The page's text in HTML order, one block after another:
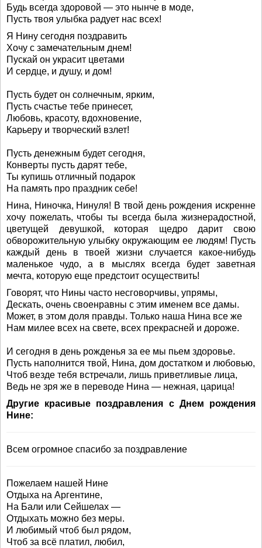
Будь всегда здоровой — это нынче в моде,
Пусть твоя улыбка радует нас всех!
Я Нину сегодня поздравить
Хочу с замечательным днем!
Пускай он украсит цветами
И сердце, и душу, и дом!
Пусть будет он солнечным, ярким,
Пусть счастье тебе принесет,
Любовь, красоту, вдохновение,
Карьеру и творческий взлет!
Пусть денежным будет сегодня,
Конверты пусть дарят тебе,
Ты купишь отличный подарок
На память про праздник себе!
Нина, Ниночка, Нинуля! В твой день рождения искренне
хочу пожелать, чтобы ты всегда была жизнерадостной,
цветущей девушкой, которая щедро дарит свою
обворожительную улыбку окружающим ее людям! Пусть
каждый день в твоей жизни случается какое-нибудь
маленькое чудо, а в мыслях всегда будет заветная
мечта, которую еще предстоит осуществить!
Говорят, что Нины часто несговорчивы, упрямы,
Дескать, очень своенравны с этим именем все дамы.
Может, в этом доля правды. Только наша Нина все же
Нам милее всех на свете, всех прекрасней и дороже.
И сегодня в день рожденья за ее мы пьем здоровье.
Пусть наполнится твой, Нина, дом достатком и любовью,
Чтоб везде тебя встречали, лишь приветливые лица,
Ведь не зря же в переводе Нина — нежная, царица!
Другие красивые поздравления с Днем рождения
Нине:
Всем огромное спасибо за поздравление
Пожелаем нашей Нине
Отдыха на Аргентине,
На Бали или Сейшелах —
Отдыхать можно без меры.
И любимый чтоб был рядом,
Чтоб за всё платил, любил,